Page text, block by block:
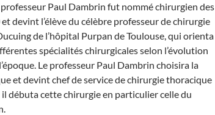
Paul Dambrin fut nommé chirurgien des
devint l’élève du célèbre professeur de chirurgie
de l’hôpital Purpan de Toulouse, qui orienta
spécialités chirurgicales selon l’évolution
Le professeur Paul Dambrin choisira la
et devint chef de service de chirurgie thoracique
débuta cette chirurgie en particulier celle du